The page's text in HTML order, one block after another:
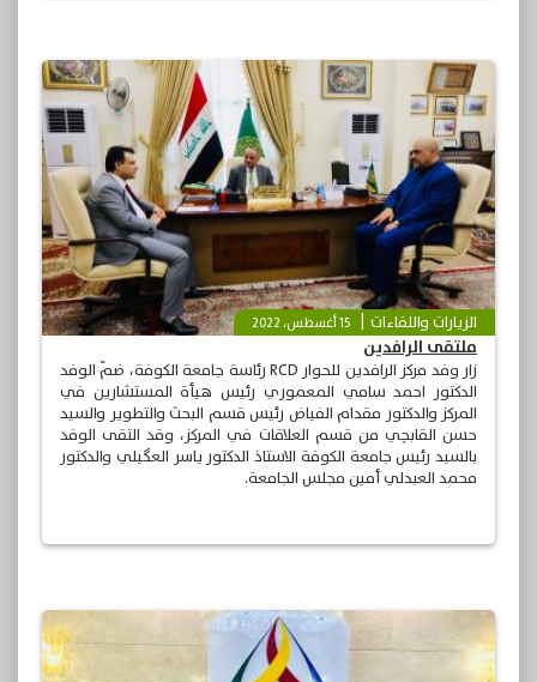
الزيارات واللقاءات 15 أغسطس، 2022
ملتقى الرافدين
زار وفد مركز الرافدين للحوار RCD رئاسة جامعة الكوفة، ضمّ الوفد
الدكتور احمد سامي المعموري رئيس هيأة المستشارين في
المركز والدكتور مقدام الفياض رئيس قسم البحث والتطوير والسيد
حسن القابچي من قسم العلاقات في المركز، وقد التقى الوفد
بالسيد رئيس جامعة الكوفة الاستاذ الدكتور ياسر العگيلي والدكتور
محمد العبدلي أمين مجلس الجامعة.